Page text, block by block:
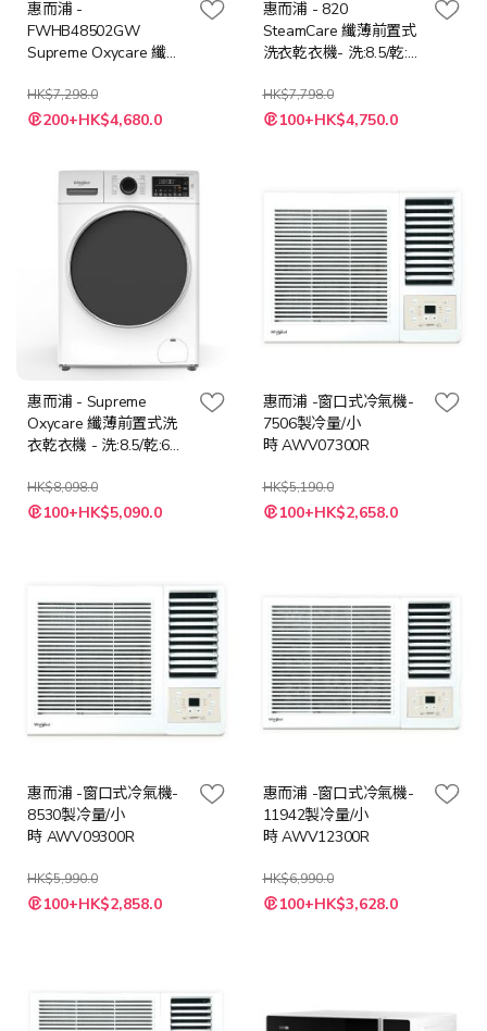
惠而浦 -
FWHB48502GW
Supreme Oxycare 纖薄
1400轉
HK$7,298.0
特
殊 200+HK$4,680.0
惠而浦 - 820
SteamCare 纖薄前置式
洗衣乾衣機- 洗:8.5/乾:6
HK$7,798.0
特
殊 100+HK$4,750.0
惠而浦 - Supreme
Oxycare 纖薄前置式洗
衣乾衣機 - 洗:8.5/乾:6公
HK$8,098.0
特
殊 100+HK$5,090.0
惠而浦 -窗口式冷氣機-
7506製冷量/小
時 AWV07300R
HK$5,190.0
特
殊 100+HK$2,658.0
惠而浦 -窗口式冷氣機-
8530製冷量/小
時 AWV09300R
HK$5,990.0
特
殊 100+HK$2,858.0
惠而浦 -窗口式冷氣機-
11942製冷量/小
時 AWV12300R
HK$6,990.0
特
殊 100+HK$3,628.0